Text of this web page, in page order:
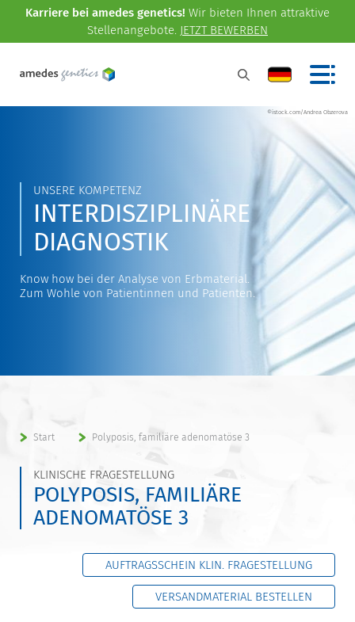
Karriere bei amedes genetics! Wir bieten Ihnen attraktive
Stellenangebote. JETZT BEWERBEN
©istock.com/Andrea Obzerova
UNSERE KOMPETENZ
INTERDISZIPLINÄRE
DIAGNOSTIK
Know how bei der Analyse von Erbmaterial.
Zum Wohle von Patientinnen und Patienten.
Start Polyposis, familiäre adenomatöse 3
KLINISCHE FRAGESTELLUNG
POLYPOSIS, FAMILIÄRE
ADENOMATÖSE 3
AUFTRAGSSCHEIN KLIN. FRAGESTELLUNG
VERSANDMATERIAL BESTELLEN